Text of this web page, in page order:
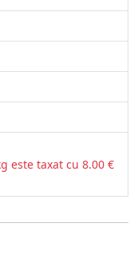
este taxat cu 8.00 €